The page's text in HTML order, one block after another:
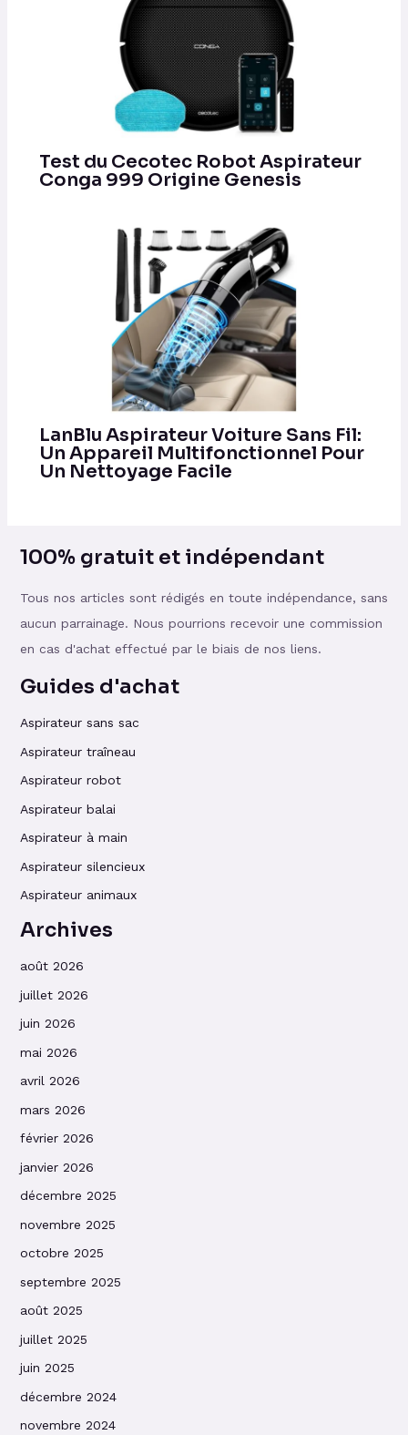
Test du Cecotec Robot Aspirateur
Conga 999 Origine Genesis
LanBlu Aspirateur Voiture Sans Fil:
Un Appareil Multifonctionnel Pour
Un Nettoyage Facile
100% gratuit et indépendant
Tous nos articles sont rédigés en toute indépendance, sans
aucun parrainage. Nous pourrions recevoir une commission
en cas d'achat effectué par le biais de nos liens.
Guides d'achat
Aspirateur sans sac
Aspirateur traîneau
Aspirateur robot
Aspirateur balai
Aspirateur à main
Aspirateur silencieux
Aspirateur animaux
Archives
août 2026
juillet 2026
juin 2026
mai 2026
avril 2026
mars 2026
février 2026
janvier 2026
décembre 2025
novembre 2025
octobre 2025
septembre 2025
août 2025
juillet 2025
juin 2025
décembre 2024
novembre 2024